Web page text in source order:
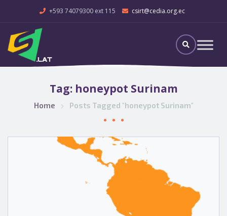
+593 74079300 ext 115 csirt@cedia.org.ec
Tag: honeypot Surinam
Home Posts Tagged "honeypot Surinam"